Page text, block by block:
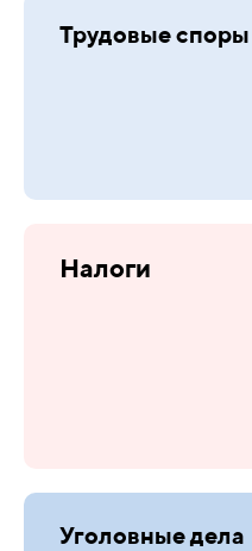
Трудовые споры
Налоги
Уголовные дела